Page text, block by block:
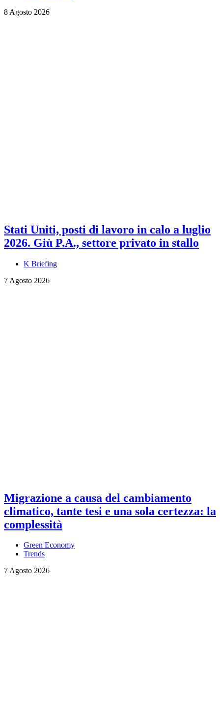
8 Agosto 2026
Stati Uniti, posti di lavoro in calo a luglio
2026. Giù P.A., settore privato in stallo
K Briefing
7 Agosto 2026
Migrazione a causa del cambiamento
climatico, tante tesi e una sola certezza: la
complessità
Green Economy
Trends
7 Agosto 2026